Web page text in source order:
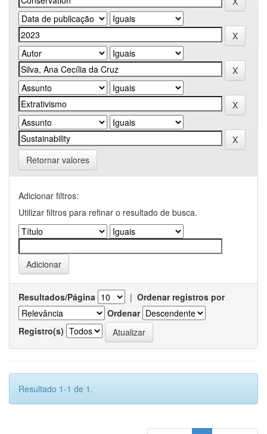
Retornar valores
Adicionar filtros:
Utilizar filtros para refinar o resultado de busca.
Resultados/Página | Ordenar registros por
Ordenar
Registro(s)
Resultado 1-1 de 1.